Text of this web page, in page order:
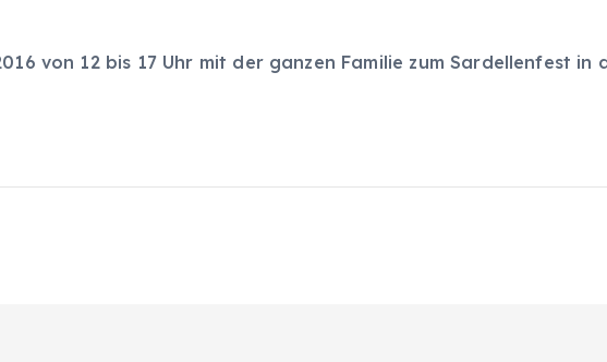
von 12 bis 17 Uhr mit der ganzen Familie zum Sardellenfest in